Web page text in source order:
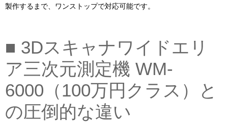
製作するまで、ワンストップで対応可能です。
■ 3Dスキャナワイドエリ
ア三次元測定機 WM-
6000（100万円クラス）と
の圧倒的な違い